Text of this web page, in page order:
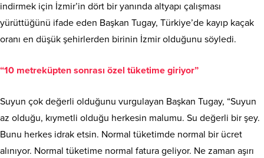
indirmek için İzmir’in dört bir yanında altyapı çalışması
yürüttüğünü ifade eden Başkan Tugay, Türkiye’de kayıp kaçak
oranı en düşük şehirlerden birinin İzmir olduğunu söyledi.
“10 metreküpten sonrası özel tüketime giriyor”
Suyun çok değerli olduğunu vurgulayan Başkan Tugay, “Suyun
az olduğu, kıymetli olduğu herkesin malumu. Su değerli bir şey.
Bunu herkes idrak etsin. Normal tüketimde normal bir ücret
alınıyor. Normal tüketime normal fatura geliyor. Ne zaman aşırı